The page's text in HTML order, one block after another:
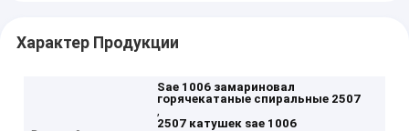
Характер Продукции
Sae 1006 замариновал
горячекатаные спиральные 2507
,
2507 катушек sae 1006